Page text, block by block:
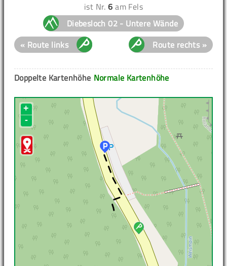
ist Nr.6 am Fels
Diebesloch 02 - Untere Wände
« Route links
Route rechts »
Normale Kartenhöhe
Doppelte Kartenhöhe
+
-